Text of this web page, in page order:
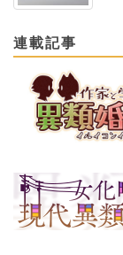
連載記事